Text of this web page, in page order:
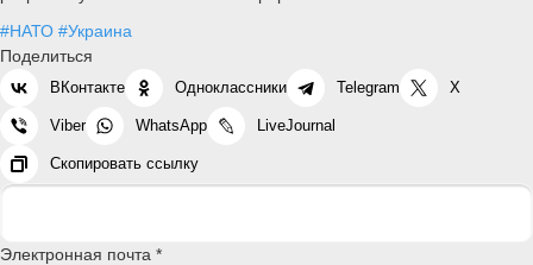
#НАТО #Украина
Поделиться
ВКонтакте Одноклассники Telegram X
Viber WhatsApp LiveJournal
Скопировать ссылку
Электронная почта *